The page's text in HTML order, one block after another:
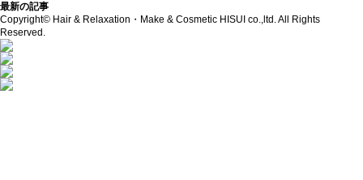
最新の記事
Copyright© Hair & Relaxation・Make & Cosmetic HISUI co.,ltd. All Rights
Reserved.